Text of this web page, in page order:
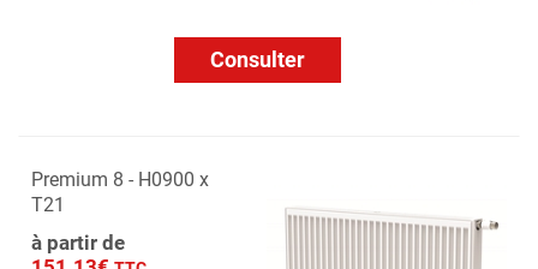
Consulter
Premium 8 - H0900 x
T21
à partir de